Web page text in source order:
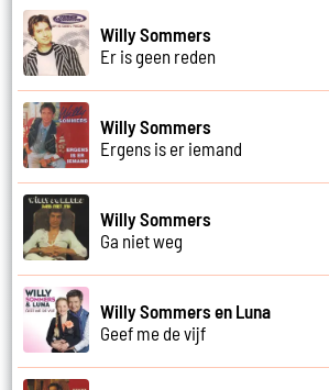
Willy Sommers
Er is geen reden
Willy Sommers
Ergens is er iemand
Willy Sommers
Ga niet weg
Willy Sommers en Luna
Geef me de vijf